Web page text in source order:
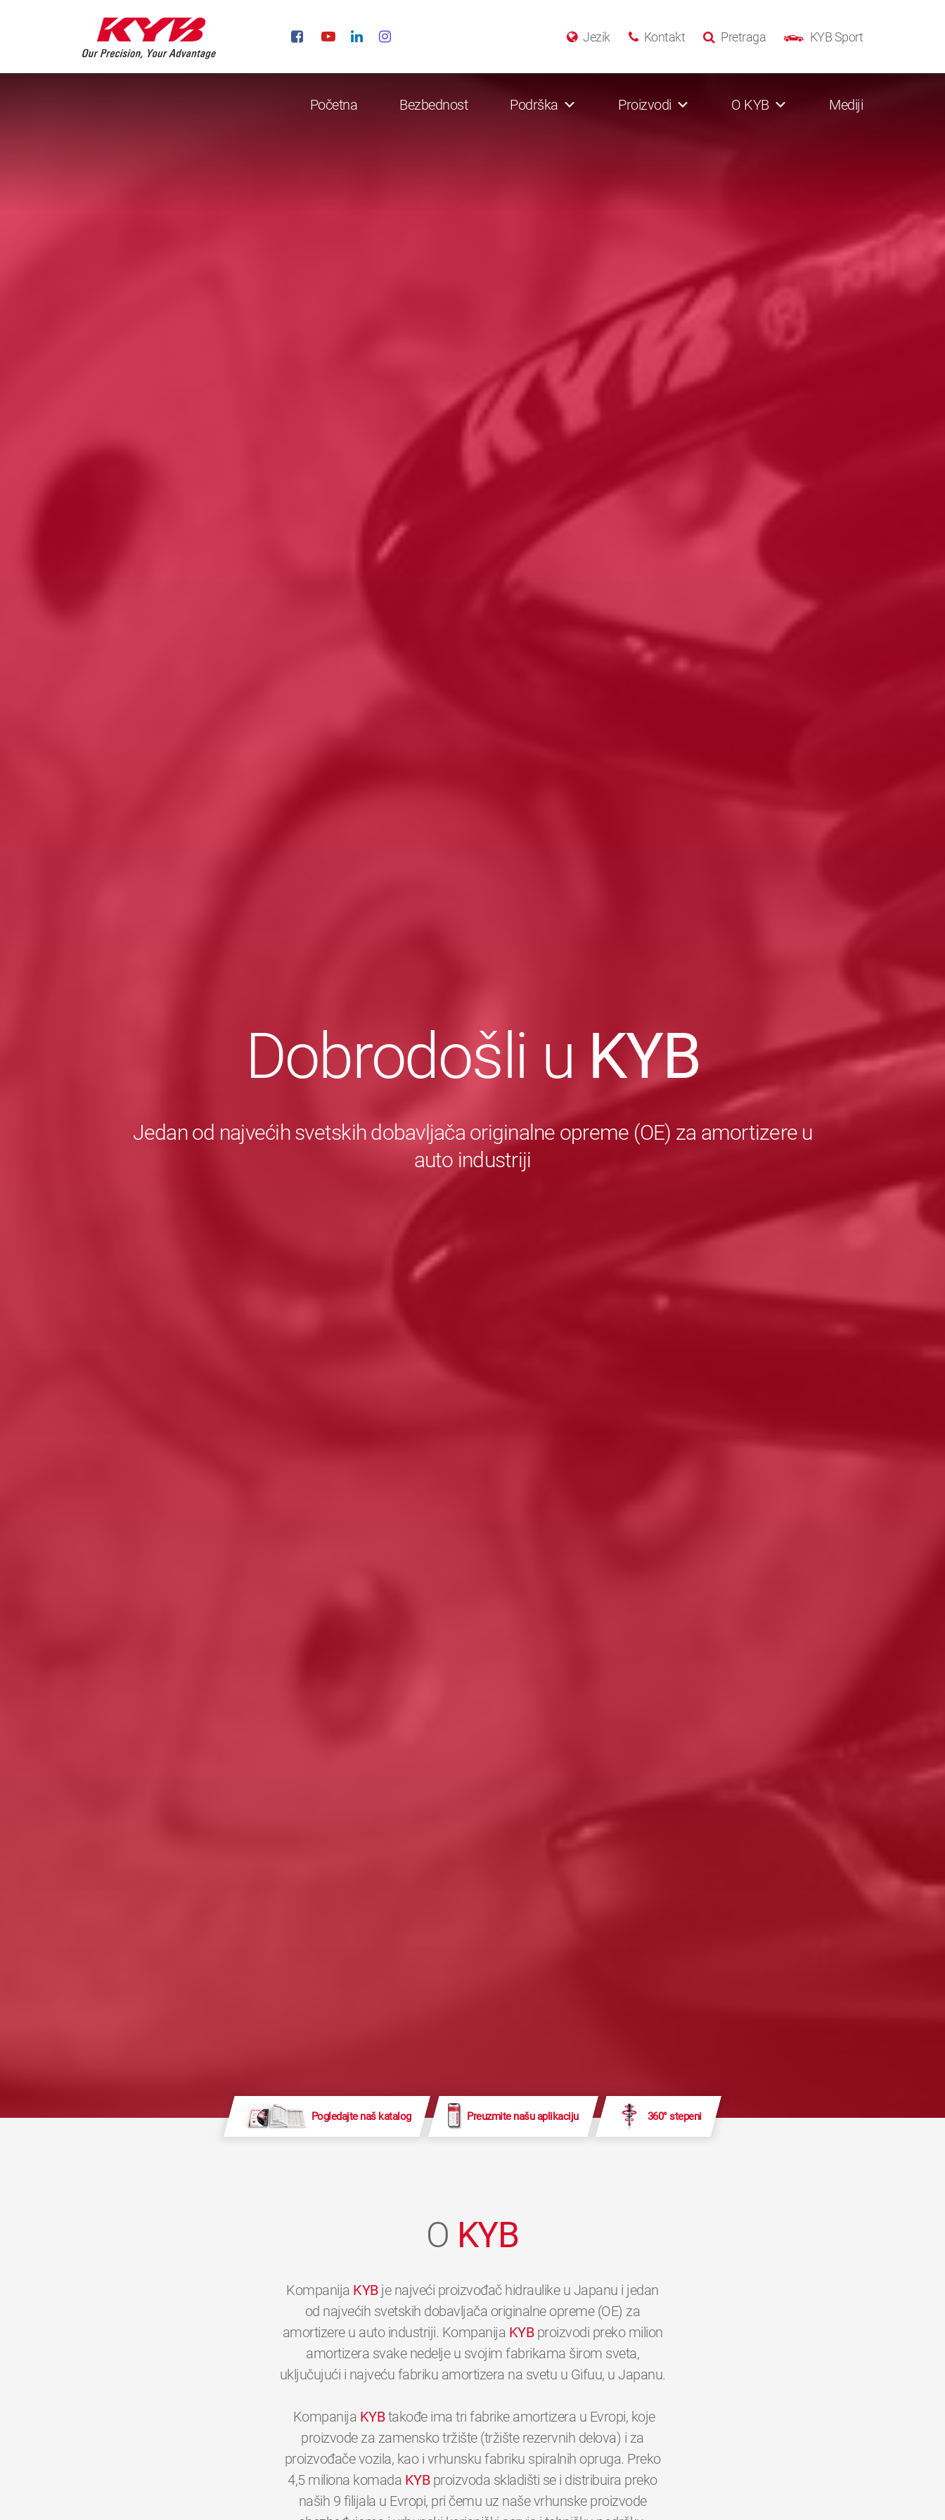
KYB Sport
Pretraga
Kontakt
Jezik
Početna Bezbednost Podrška Proizvodi O KYB Mediji
Dobrodošli u KYB
Jedan od najvećih svetskih dobavljača originalne opreme (OE) za amortizere u
auto industriji
Pogledajte naš katalog Preuzmite našu aplikaciju 360° stepeni
O KYB
Kompanija KYBje najveći proizvođač hidraulike u Japanu i jedan
od najvećih svetskih dobavljača originalne opreme (OE) za
amortizere u auto industriji. Kompanija KYBproizvodi preko milion
amortizera svake nedelje u svojim fabrikama širom sveta,
uključujući i najveću fabriku amortizera na svetu u Gifuu, u Japanu.
Kompanija KYBtakođe ima tri fabrike amortizera u Evropi, koje
proizvode za zamensko tržište (tržište rezervnih delova) i za
proizvođače vozila, kao i vrhunsku fabriku spiralnih opruga. Preko
4,5 miliona komada KYBproizvoda skladišti se i distribuira preko
naših 9 filijala u Evropi, pri čemu uz naše vrhunske proizvode
000 000